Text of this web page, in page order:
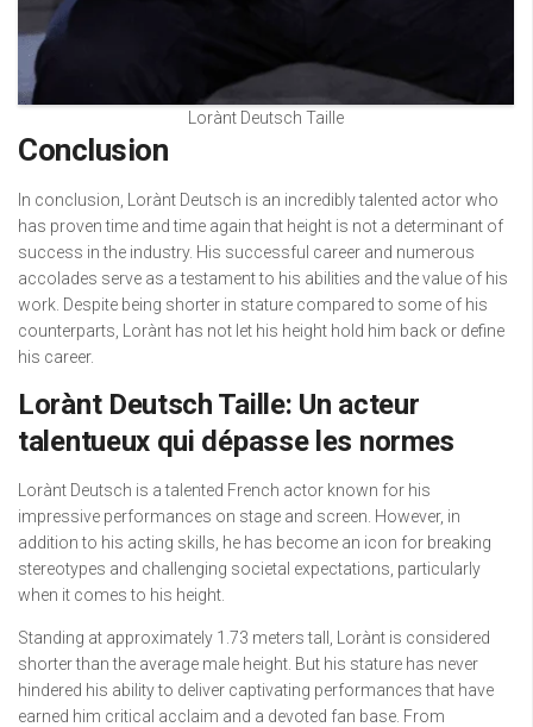
Lorànt Deutsch Taille
Conclusion
In conclusion, Lorànt Deutsch is an incredibly talented actor who
has proven time and time again that height is not a determinant of
success in the industry. His successful career and numerous
accolades serve as a testament to his abilities and the value of his
work. Despite being shorter in stature compared to some of his
counterparts, Lorànt has not let his height hold him back or define
his career.
Lorànt Deutsch Taille: Un acteur
talentueux qui dépasse les normes
Lorànt Deutsch is a talented French actor known for his
impressive performances on stage and screen. However, in
addition to his acting skills, he has become an icon for breaking
stereotypes and challenging societal expectations, particularly
when it comes to his height.
Standing at approximately 1.73 meters tall, Lorànt is considered
shorter than the average male height. But his stature has never
hindered his ability to deliver captivating performances that have
earned him critical acclaim and a devoted fan base. From